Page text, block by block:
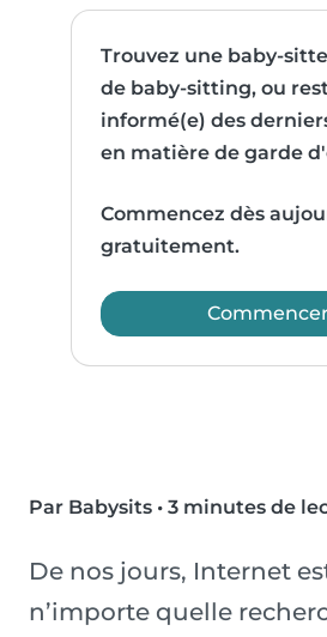
Trouvez une baby-
de baby-sitting, ou
informé(e) des
en matière de garde
Commencez dès
gratuitement.
Commencer
Par Babysits • 3 minutes de
De nos jours, Internet
n’importe quelle